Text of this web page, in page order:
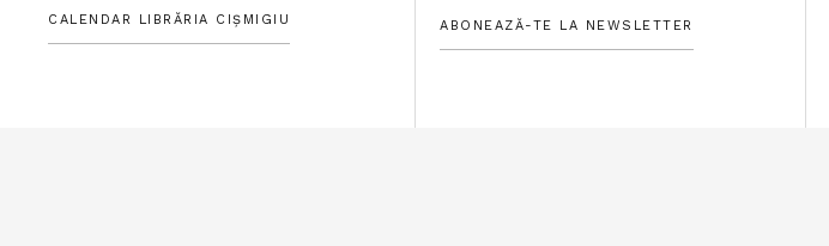
CALENDAR LIBRĂRIA CIȘMIGIU ABONEAZĂ-TE LA NEWSLETTER